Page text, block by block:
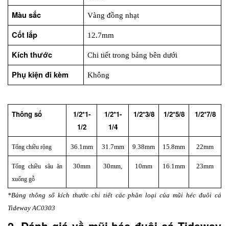
Màu sắc Vàng đồng nhạt
Cốt lắp 12.7mm
Kích thước Chi tiết trong bảng bên dưới
Phụ kiện đi kèm Không
Thông số
1/2*1-
1/2
1/2*1-
1/4
1/2*3/8 1/2*5/8 1/2*7/8
Tổng chiều rộng 36.1mm 31.7mm 9.38mm 15.8mm 22mm
Tổng chiều sâu ăn
xuống gỗ
30mm 30mm, 10mm 16.1mm 23mm
*Bảng thông số kích thước chi tiết các phân loại của mũi héc đuôi cá
Tideway AC0303